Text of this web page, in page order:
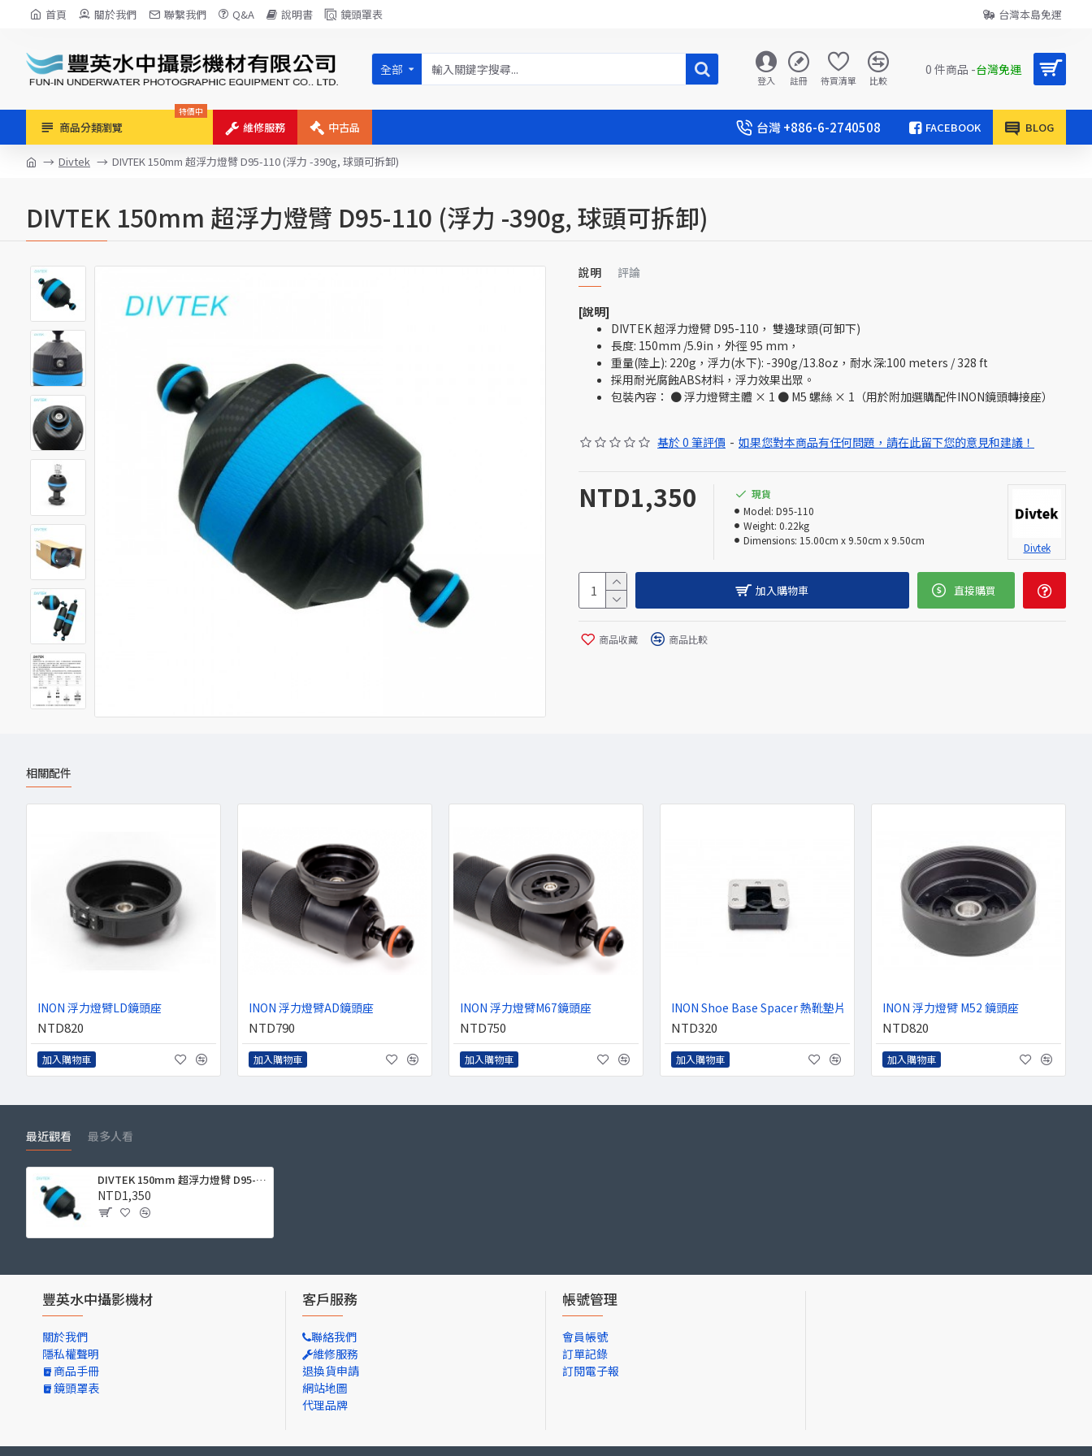
首頁 關於我們 聯繫我們 Q&A 說明書 鏡頭罩表 台灣本島免運
全部
登入 註冊 待買清單 比較
0 件商品 -台灣免運
商品分類瀏覽
特價中
維修服務 中古品 台灣 +886-6-2740508 FACEBOOK BLOG
Divtek DIVTEK 150mm 超浮力燈臂 D95-110 (浮力 -390g, 球頭可拆卸)
DIVTEK 150mm 超浮力燈臂 D95-110 (浮力 -390g, 球頭可拆卸)
說明 評論
[說明]
DIVTEK 超浮力燈臂 D95-110， 雙邊球頭(可卸下)
長度: 150mm /5.9in，外徑 95 mm，
重量(陸上): 220g，浮力(水下): -390g/13.8oz，耐水深:100 meters / 328 ft
採用耐光腐蝕ABS材料，浮力效果出眾。
包裝內容： ● 浮力燈臂主體 × 1 ● M5 螺絲 × 1（用於附加選購配件INON鏡頭轉接座）
基於 0 筆評價 - 如果您對本商品有任何問題，請在此留下您的意見和建議！
NTD1,350
現貨
Model: D95-110
Weight: 0.22kg
Dimensions: 15.00cm x 9.50cm x 9.50cm
Divtek
加入購物車 直接購買
商品收藏 商品比較
相關配件
INON 浮力燈臂LD鏡頭座
NTD820
加入購物車
INON 浮力燈臂AD鏡頭座
NTD790
加入購物車
INON 浮力燈臂M67鏡頭座
NTD750
加入購物車
INON Shoe Base Spacer 熱靴墊片
NTD320
加入購物車
INON 浮力燈臂 M52 鏡頭座
NTD820
加入購物車
最近觀看 最多人看
DIVTEK 150mm 超浮力燈臂 D95-110 (浮力 -390g, 球頭可拆卸)
NTD1,350
豐英水中攝影機材
關於我們
隱私權聲明
商品手冊
鏡頭罩表
客戶服務
聯絡我們
維修服務
退換貨申請
網站地圖
代理品牌
帳號管理
會員帳號
訂單記錄
訂閱電子報